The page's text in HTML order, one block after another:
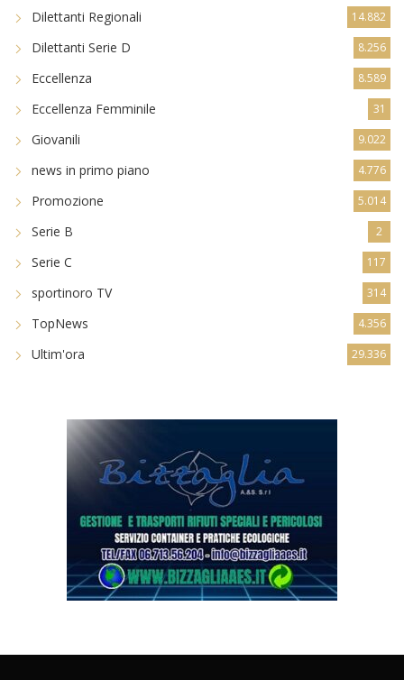
Dilettanti Regionali 14.882
Dilettanti Serie D 8.256
Eccellenza 8.589
Eccellenza Femminile 31
Giovanili 9.022
news in primo piano 4.776
Promozione 5.014
Serie B 2
Serie C 117
sportinoro TV 314
TopNews 4.356
Ultim'ora 29.336